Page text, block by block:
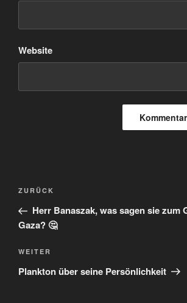
Website
Beitragsnavigation
Vorheriger
Beitrag
ZURÜCK
Herr Banaszak, was sagen sie zum
Gaza? 🤔
Nächster
Beitrag
WEITER
Plankton über seine Persönlichkeit